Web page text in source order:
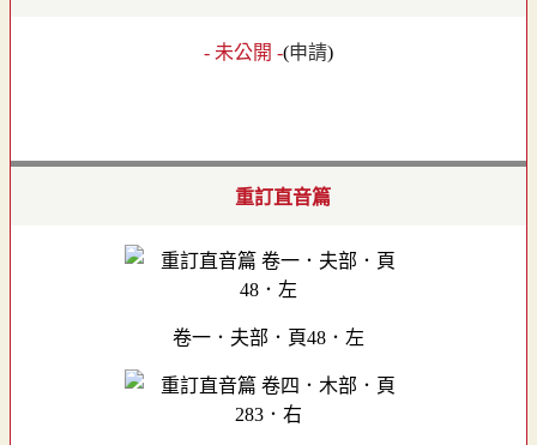
- 未公開 -(申請)
重訂直音篇
卷一．夫部．頁48．左